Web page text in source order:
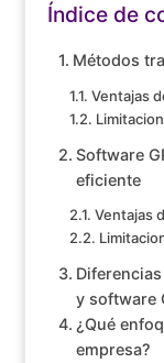
Índice de
Métodos
Ventajas
Software
eficiente
Ventajas
y software
¿Qué
empresa?